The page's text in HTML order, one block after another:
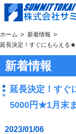
ホーム
新着情報
延長決定！すぐにもらえる
新着情報
延長決定！すぐ
5000円★1月末
2023/01/06